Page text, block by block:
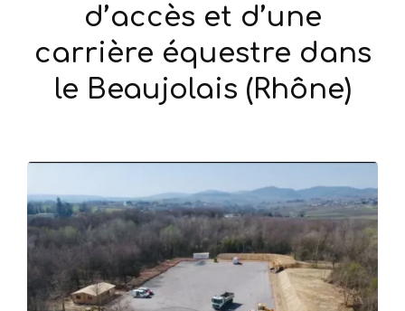
d’accès et d’une
carrière équestre dans
le Beaujolais (Rhône)